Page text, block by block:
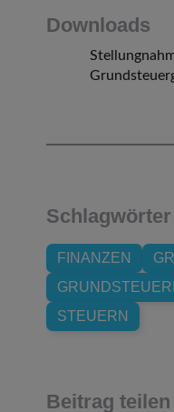
Downloads
Schlagwörter
FINANZEN
STEUERN
Beitrag teilen